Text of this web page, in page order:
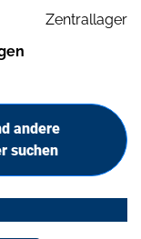
Zentrallager
andere
suchen